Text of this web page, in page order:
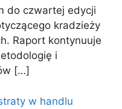
do czwartej edycji
kradzieży
Raport kontynuuje
i
[…]
w handlu